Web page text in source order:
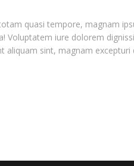
quasi tempore, magnam
Voluptatem iure dolorem
sint, magnam